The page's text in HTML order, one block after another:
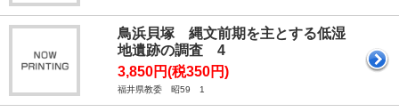
鳥浜貝塚 縄文前期を主とする低湿
地遺跡の調査 4
3,850円(税350円)
福井県教委 昭59 1